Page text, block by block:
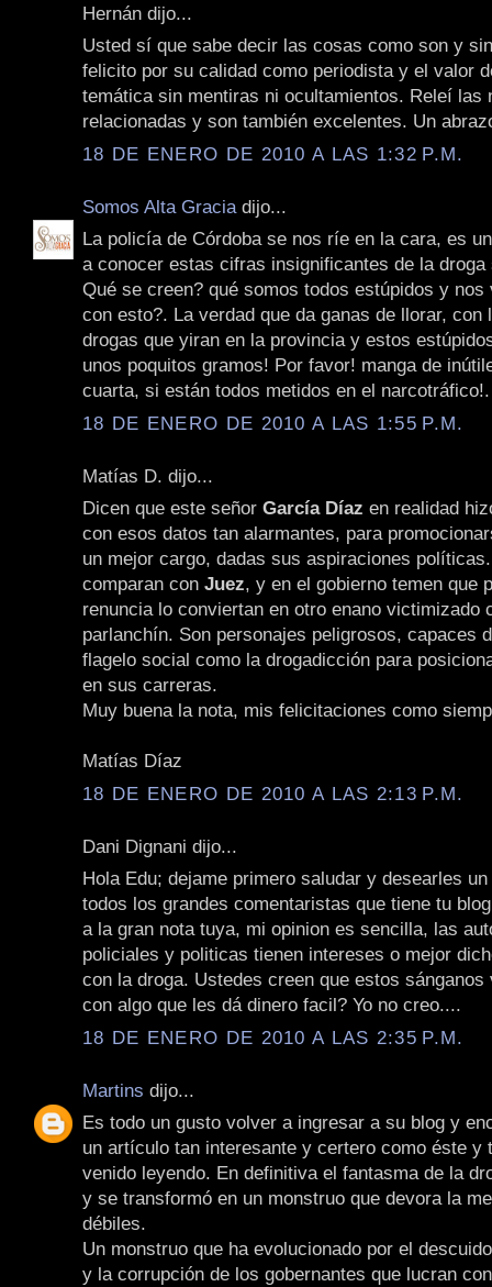
Hernán dijo...
Usted sí que sabe decir las cosas como son y
felicito por su calidad como periodista y el valor
temática sin mentiras ni ocultamientos. Releí las
relacionadas y son también excelentes. Un
18 DE ENERO DE 2010 A LAS 1:32 P.M.
Somos Alta Gracia dijo...
La policía de Córdoba se nos ríe en la cara, es
a conocer estas cifras insignificantes de la droga
Qué se creen? qué somos todos estúpidos y nos
con esto?. La verdad que da ganas de llorar, con
drogas que yiran en la provincia y estos
unos poquitos gramos! Por favor! manga de
cuarta, si están todos metidos en el narcotráfico!.
18 DE ENERO DE 2010 A LAS 1:55 P.M.
Matías D. dijo...
Dicen que este señor García Díaz en realidad
con esos datos tan alarmantes, para
un mejor cargo, dadas sus aspiraciones
comparan con Juez, y en el gobierno temen que
renuncia lo conviertan en otro enano victimizado
parlanchín. Son personajes peligrosos, capaces
flagelo social como la drogadicción para
en sus carreras.
Muy buena la nota, mis felicitaciones como
Matías Díaz
18 DE ENERO DE 2010 A LAS 2:13 P.M.
Dani Dignani dijo...
Hola Edu; dejame primero saludar y desearles
todos los grandes comentaristas que tiene tu
a la gran nota tuya, mi opinion es sencilla, las
policiales y politicas tienen intereses o mejor
con la droga. Ustedes creen que estos sánganos
con algo que les dá dinero facil? Yo no creo....
18 DE ENERO DE 2010 A LAS 2:35 P.M.
Martins dijo...
Es todo un gusto volver a ingresar a su blog y
un artículo tan interesante y certero como éste y
venido leyendo. En definitiva el fantasma de la
y se transformó en un monstruo que devora la
débiles.
Un monstruo que ha evolucionado por el
y la corrupción de los gobernantes que lucran